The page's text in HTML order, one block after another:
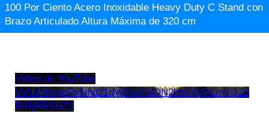
100 Por Ciento Acero Inoxidable Heavy Duty C Stand con
Brazo Articulado Altura Máxima de 320 cm
Vídeo de YouTube
VVUxRmppRkNnd21qV0FwTldON2h5V3VRLmVDZz
RiRjRRSHZ3